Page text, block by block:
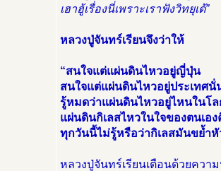
เฮาฮู้เรื่องนี่เพราะเราฟังวิทยุเด้”
หลวงปู่จันทร์เรียนจึงว่าให้
“สนใจแต่แผ่นดินไหวอยู่ญี่ปุ่น
สนใจแต่แผ่นดินไหวอยู่ประเทศนั่
รู้หมดว่าแผ่นดินไหวอยู่ไหนในโ
แผ่นดินกิเลสไหวในใจของตนเอ
ทุกวันนี้ไม่รู้หรือว่ากิเลสมันขย้ำหั
หลวงปู่จันทร์เรียนเตือนด้วยควา